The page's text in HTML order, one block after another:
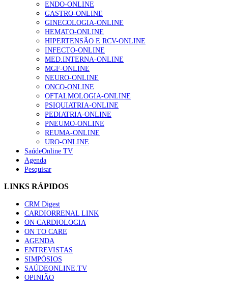
ENDO-ONLINE
GASTRO-ONLINE
GINECOLOGIA-ONLINE
HEMATO-ONLINE
HIPERTENSÃO E RCV-ONLINE
INFECTO-ONLINE
MED.INTERNA-ONLINE
MGF-ONLINE
NEURO-ONLINE
ONCO-ONLINE
OFTALMOLOGIA-ONLINE
PSIQUIATRIA-ONLINE
PEDIATRIA-ONLINE
PNEUMO-ONLINE
REUMA-ONLINE
URO-ONLINE
SaúdeOnline TV
Agenda
Pesquisar
LINKS RÁPIDOS
CRM Digest
CARDIORRENAL LINK
ON CARDIOLOGIA
ON TO CARE
AGENDA
ENTREVISTAS
SIMPÓSIOS
SAÚDEONLINE.TV
OPINIÃO